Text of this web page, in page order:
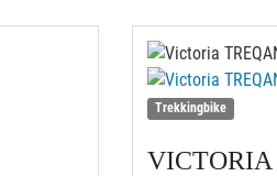
Trekkingbike
VICTORIA